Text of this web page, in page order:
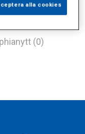
(0)
alla cookies